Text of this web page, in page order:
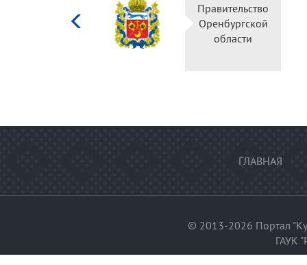
Правительство
Оренбургской
области
ГЛАВНАЯ
© 2013-2026 Портал
ГАУК